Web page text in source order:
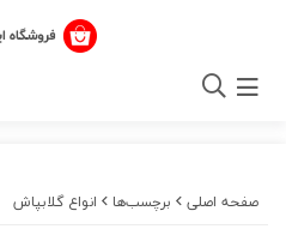
صفحه اصلی برچسب‌ها انواع گلابپاش